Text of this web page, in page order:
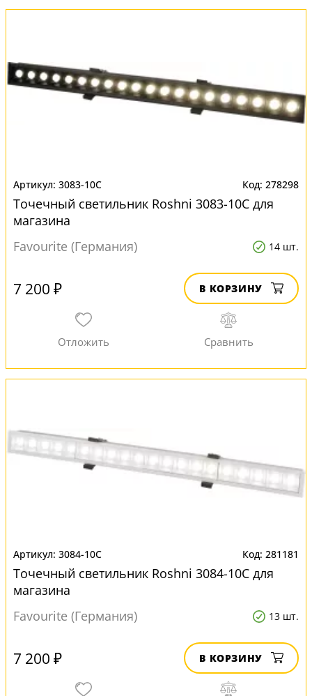
3083-10C 278298
Точечный светильник Roshni 3083-10C для
магазина
Favourite (Германия)
14 шт.
7 200 ₽ В КОРЗИНУ
3084-10C 281181
Точечный светильник Roshni 3084-10C для
магазина
Favourite (Германия)
13 шт.
7 200 ₽ В КОРЗИНУ